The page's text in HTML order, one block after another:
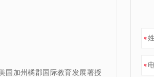
国加州橘郡国际教育发展署授
*
*